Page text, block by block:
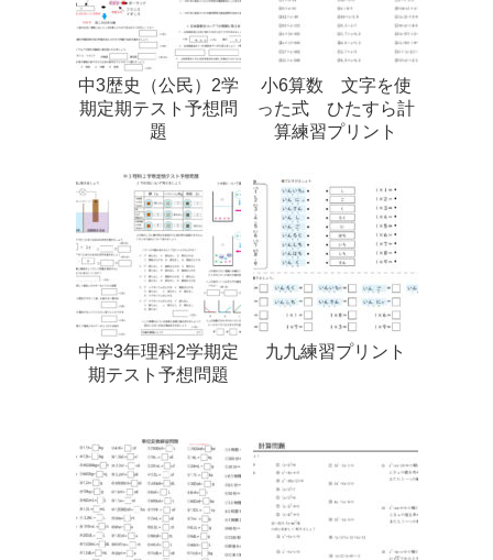
中3歴史（公民）2学
期定期テスト予想問
題
小6算数 文字を使
った式 ひたすら計
算練習プリント
中学3年理科2学期定
期テスト予想問題
九九練習プリント